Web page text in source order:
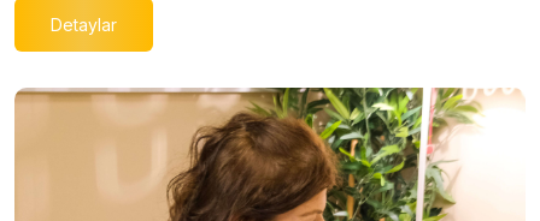
Detaylar